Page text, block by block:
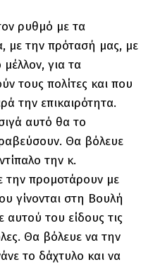
ρυθμό με τα
με την πρότασή μας, με
για τα
τους πολίτες και που
την επικαιρότητα.
αυτό θα το
Θα βόλευε
την κ.
την προμοτάρουν με
γίνονται στη Βουλή
αυτού του είδους τις
Θα βόλευε να την
το δάχτυλο και να